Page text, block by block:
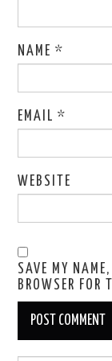
NAME*
EMAIL*
WEBSITE
SAVE MY
BROWSER FOR